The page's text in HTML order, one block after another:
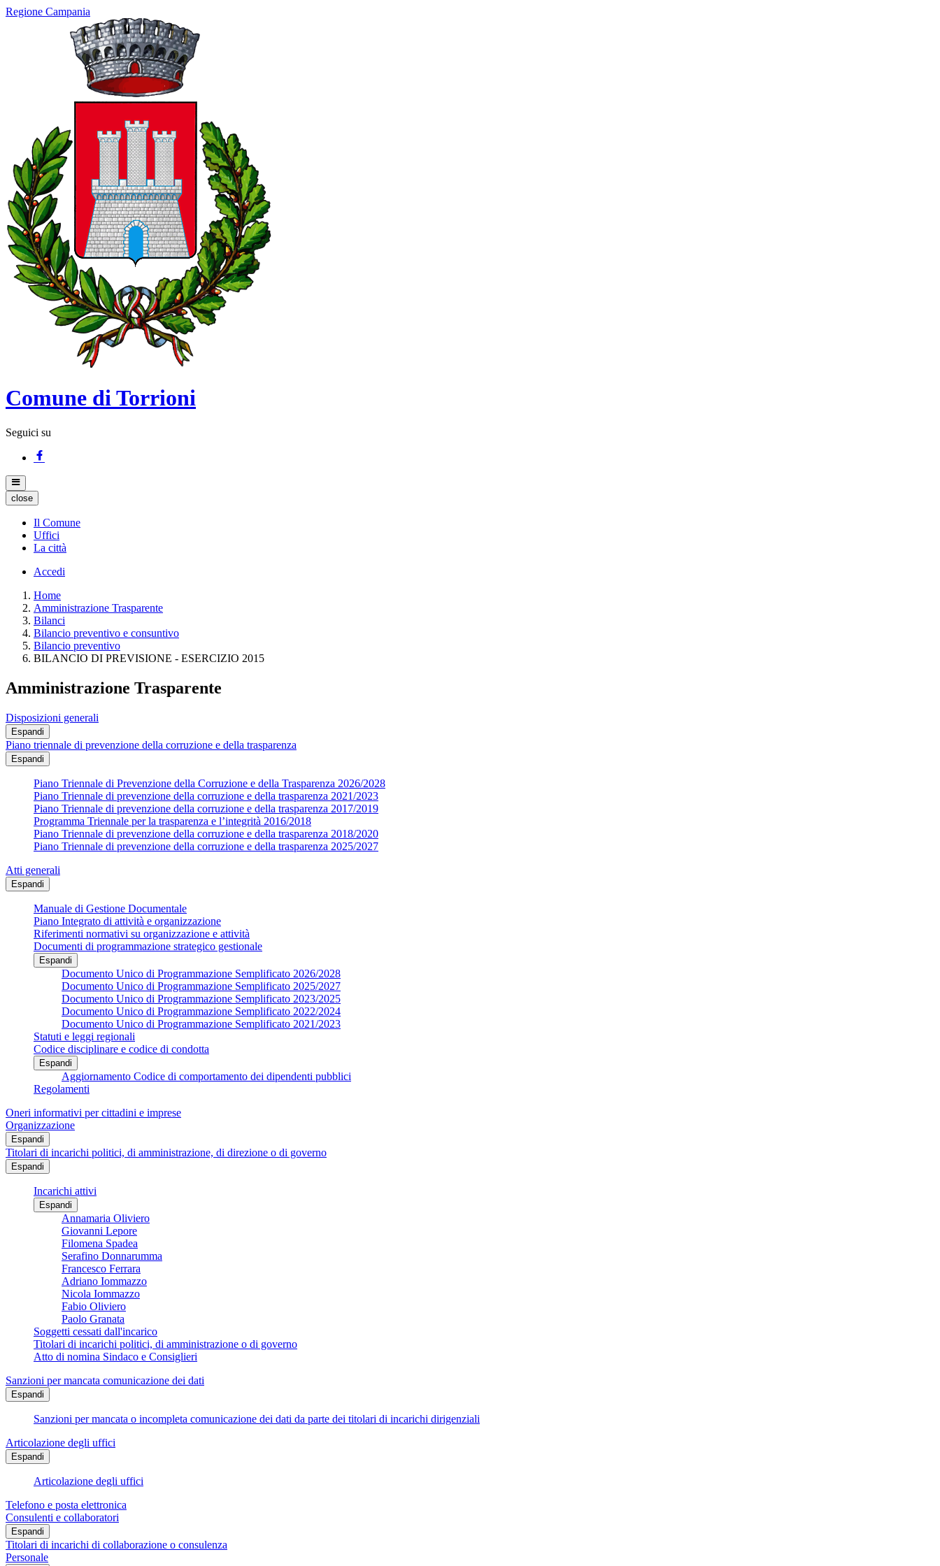
Regione Campania
Comune di Torrioni
Seguici su
close
Il Comune
Uffici
La città
Accedi
Home
Amministrazione Trasparente
Bilanci
Bilancio preventivo e consuntivo
Bilancio preventivo
BILANCIO DI PREVISIONE - ESERCIZIO 2015
Amministrazione Trasparente
Disposizioni generali
Espandi
Piano triennale di prevenzione della corruzione e della trasparenza
Espandi
Piano Triennale di Prevenzione della Corruzione e della Trasparenza 2026/2028
Piano Triennale di prevenzione della corruzione e della trasparenza 2021/2023
Piano Triennale di prevenzione della corruzione e della trasparenza 2017/2019
Programma Triennale per la trasparenza e l’integrità 2016/2018
Piano Triennale di prevenzione della corruzione e della trasparenza 2018/2020
Piano Triennale di prevenzione della corruzione e della trasparenza 2025/2027
Atti generali
Espandi
Manuale di Gestione Documentale
Piano Integrato di attività e organizzazione
Riferimenti normativi su organizzazione e attività
Documenti di programmazione strategico gestionale
Espandi
Documento Unico di Programmazione Semplificato 2026/2028
Documento Unico di Programmazione Semplificato 2025/2027
Documento Unico di Programmazione Semplificato 2023/2025
Documento Unico di Programmazione Semplificato 2022/2024
Documento Unico di Programmazione Semplificato 2021/2023
Statuti e leggi regionali
Codice disciplinare e codice di condotta
Espandi
Aggiornamento Codice di comportamento dei dipendenti pubblici
Regolamenti
Oneri informativi per cittadini e imprese
Organizzazione
Espandi
Titolari di incarichi politici, di amministrazione, di direzione o di governo
Espandi
Incarichi attivi
Espandi
Annamaria Oliviero
Giovanni Lepore
Filomena Spadea
Serafino Donnarumma
Francesco Ferrara
Adriano Iommazzo
Nicola Iommazzo
Fabio Oliviero
Paolo Granata
Soggetti cessati dall'incarico
Titolari di incarichi politici, di amministrazione o di governo
Atto di nomina Sindaco e Consiglieri
Sanzioni per mancata comunicazione dei dati
Espandi
Sanzioni per mancata o incompleta comunicazione dei dati da parte dei titolari di incarichi dirigenziali
Articolazione degli uffici
Espandi
Articolazione degli uffici
Telefono e posta elettronica
Consulenti e collaboratori
Espandi
Titolari di incarichi di collaborazione o consulenza
Personale